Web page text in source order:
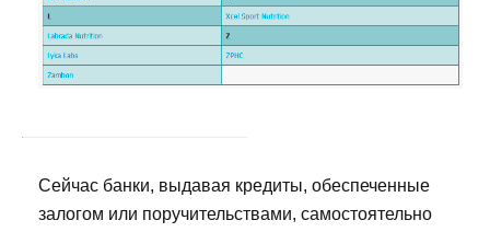
Сейчас банки, выдавая кредиты, обеспеченные
залогом или поручительствами, самостоятельно